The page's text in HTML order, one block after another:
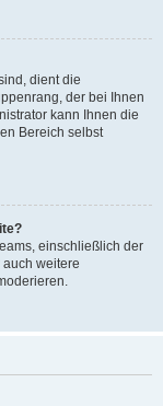
dient die
der bei Ihnen
kann Ihnen die
Bereich selbst
einschließlich der
weitere